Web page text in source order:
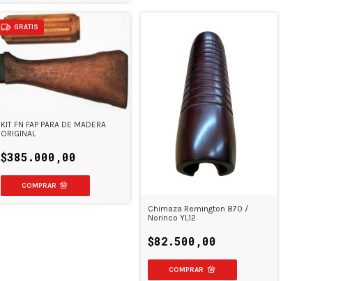
GRATIS
KIT FN FAP PARA DE MADERA
ORIGINAL
$385.000,00
Chimaza Remington 870 /
Norinco YL12
$82.500,00